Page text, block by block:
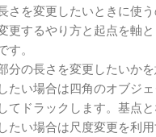
を変更したいときに使
するやり方と起点を軸
。
の長さを変更したいかを
い場合は四角のオブジ
ドラックします。基点
い場合は尺度変更を利用